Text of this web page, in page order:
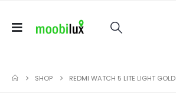
SHOP REDMI WATCH 5 LITE LIGHT GOLD